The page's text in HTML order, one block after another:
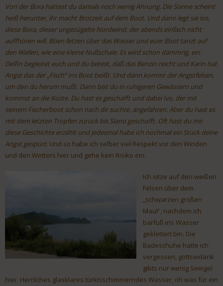
Von der Bora hattest du damals noch wenig Ahnung. Die Sonne scheint
heiß herunter, ihr macht Brotzeit auf dem Boot. Und dann legt sie los,
diese Bora, dieser ungezügelte Nordwind, der abends einfach nicht
auffhören will. Böen fetzen über das Wasser und euer Boot tanzt auf
den Wellen, wie eine kleine Nußschale. Es wird schon dämmrig, ein
Delfin begleitet euch und du betest, daß das Benzin reicht und Karin hat
Angst das der „Fisch“ ins Boot beißt. Und dann kommt der Angstfelsen,
um den du herum mußt. Dann bist du in ruhigeren Gewässern und
kommst an die Küste. Du hast es geschafft und dabei Ivo, der mit
seinem Fischerboot schon nach dir suchte, angefahren. Aber du hast es
mit dem letzten Tropfen zurück bis Slano geschafft. Oft hast du mir
diese Geschichte erzählt und jedesmal habe ich nochmal ein Stück deine
Angst gespürt. Und so habe ich selber viel Respekt vor den Winden
und den Wetters hier und gehe kein Risiko ein.
Ich sitze auf den weißen
Felsen über dem
„schwarzen großen
Maul“, nachdem ich
barfuß ins Wasser
geklettert bin. Die
Badeschuhe hatte ich
vergessen, gottseidank
gibts nur wenig Seeigel
hier. Herrliches glasklares türkisschimmerndes Wasser, oh was für ein